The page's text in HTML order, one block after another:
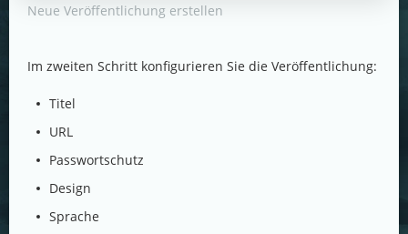
Neue Veröffentlichung erstellen
Im zweiten Schritt konfigurieren Sie die Veröffentlichung:
Titel
URL
Passwortschutz
Design
Sprache